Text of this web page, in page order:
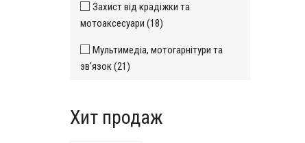
Захист від крадіжки та
мотоаксесуари (18)
Мультимедіа, мотогарнітури та
зв'язок (21)
Хит продаж